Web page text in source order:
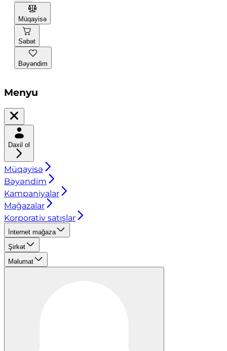
Müqayisə
Səbət
Bəyəndim
Menyu
Daxil ol
Müqayisə
Bəyəndim
Kampaniyalar
Mağazalar
Korporativ satışlar
İnternet mağaza
Şirkət
Məlumat